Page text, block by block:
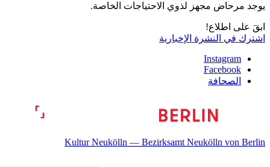
يوجد مرحاض مجهز لذوي الاحتياجات الخاصة.
ابقَ على اطلاع!
اشترك في النشرة الإخبارية
Instagram
Facebook
الصحافة
Kultur Neukölln — Bezirksamt Neukölln von Berlin